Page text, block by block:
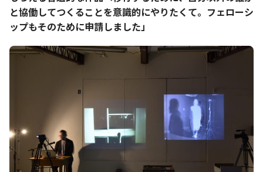
と協働してつくることを意識的にやりたくて。フェローシ
ップもそのために申請しました」